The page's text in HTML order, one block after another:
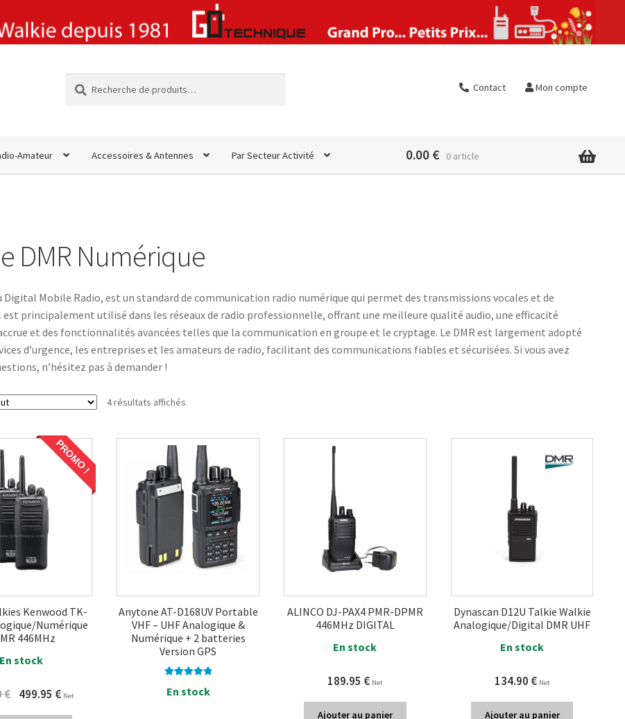
Contact Mon compte
pour :
Amateur Accessoires & Antennes Par Secteur Activité 0.00 € 0 article
DMR Numérique
Digital Mobile Radio, est un standard de communication radio numérique qui permet des transmissions vocales et de
est principalement utilisé dans les réseaux de radio professionnelle, offrant une meilleure qualité audio, une efficacité
et des fonctionnalités avancées telles que la communication en groupe et le cryptage. Le DMR est largement adopté
d’urgence, les entreprises et les amateurs de radio, facilitant des communications fiables et sécurisées. Si vous avez
n’hésitez pas à demander !
4 résultats affichés
PROMO !
Kenwood TK-
Numérique
446MHz
PROMO !
En stock
€
Original
499.95 €Current
Net
Anytone AT-D168UV Portable
VHF – UHF Analogique &
Numérique + 2 batteries
Version GPS
5
En stock
ALINCO DJ-PAX4 PMR-DPMR
446MHz DIGITAL
En stock
189.95 € Net
Ajouter au panier
Dynascan D12U Talkie Walkie
Analogique/Digital DMR UHF
En stock
134.90 € Net
Ajouter au panier